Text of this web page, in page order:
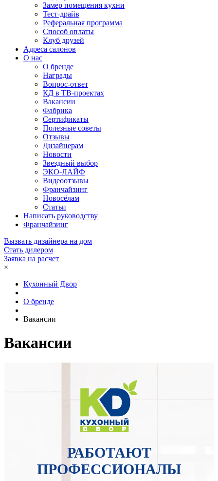
Замер помещения кухни
Тест-драйв
Реферальная программа
Способ оплаты
Клуб друзей
Адреса салонов
О нас
О бренде
Награды
Вопрос-ответ
КД в ТВ-проектах
Вакансии
Фабрика
Сертификаты
Полезные советы
Отзывы
Дизайнерам
Новости
Звездный выбор
ЭКО-ЛАЙФ
Видеоотзывы
Франчайзинг
Новосёлам
Статьи
Написать руководству
Франчайзинг
Вызвать дизайнера на дом
Стать дилером
Заявка на расчет
×
Кухонный Двор
О бренде
Вакансии
Вакансии
РАБОТАЮТ
ПРОФЕССИОНАЛЫ